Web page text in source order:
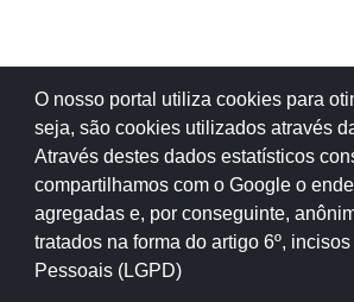
© 2018 Copyright Rede de
Todos os direitos são
O nosso portal utiliza cookies para
seja, são cookies utilizados através
Através destes dados estatísticos
compartilhamos com o Google o
agregadas e, por conseguinte,
tratados na forma do artigo 6º,
Pessoais (LGPD)